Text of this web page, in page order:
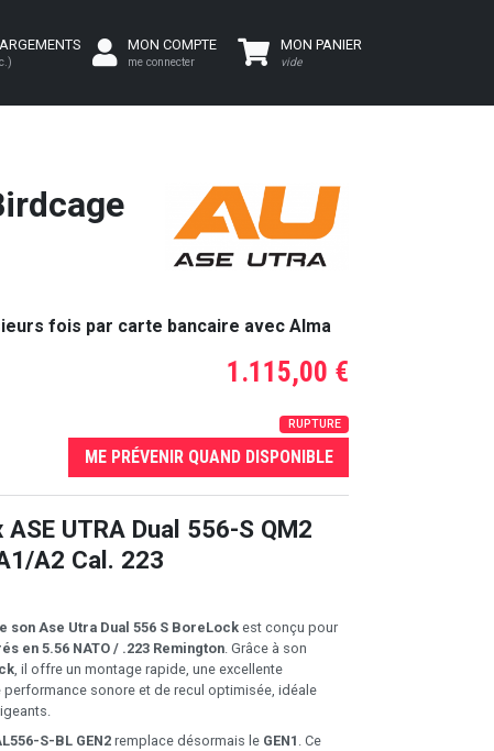
MON COMPTE
me connecter
MON PANIER
vide
fois par carte bancaire avec Alma
1.115,00 €
RUPTURE
ME PRÉVENIR QUAND DISPONIBLE
UTRA Dual 556-S QM2
A2 Cal. 223
son Ase Utra Dual 556 S BoreLock est conçu pour
en 5.56 NATO / .223 Remington . Grâce à son
, il offre un montage rapide, une excellente
performance sonore et de recul optimisée, idéale
S-BL GEN2 remplace désormais le GEN1 . Ce